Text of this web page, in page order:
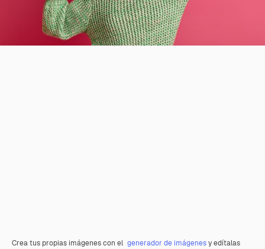
Crea tus propias imágenes con el generador de imágenesy edítalas